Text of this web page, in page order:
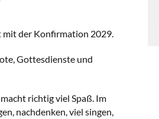
mit der Konfirmation 2029.
Gottesdienste und
richtig viel Spaß. Im
nachdenken, viel singen,